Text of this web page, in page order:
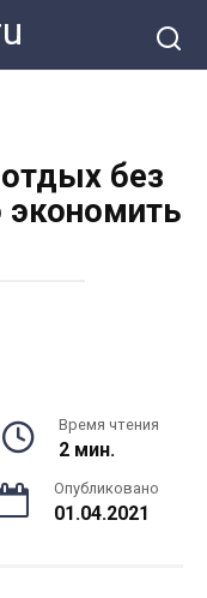
без
экономить
Время чтения
2 мин.
Опубликовано
01.04.2021